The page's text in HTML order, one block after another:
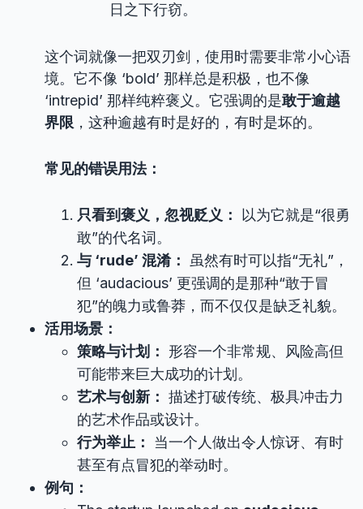
日之下行窃。
这个词就像一把双刃剑，使用时需要非常小心语
境。它不像 ‘bold’ 那样总是积极，也不像
‘intrepid’ 那样纯粹褒义。它强调的是敢于逾越
界限 ，这种逾越有时是好的，有时是坏的。
常见的错误用法：
只看到褒义，忽视贬义：
以为它就是“很勇
敢”的代名词。
与 ‘rude’ 混淆：
虽然有时可以指“无礼”，
但 ‘audacious’ 更强调的是那种“敢于冒
犯”的魄力或鲁莽，而不仅仅是缺乏礼貌。
活用场景：
策略与计划：
形容一个非常规、风险高但
可能带来巨大成功的计划。
艺术与创新： 描述打破传统、极具冲击力
的艺术作品或设计。
行为举止：
当一个人做出令人惊讶、有时
甚至有点冒犯的举动时。
例句：